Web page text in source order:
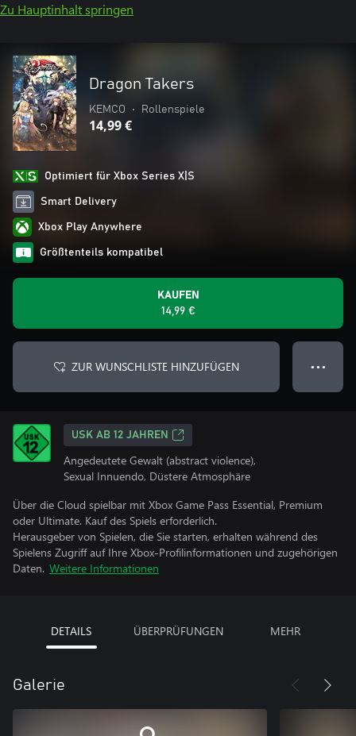
Zu Hauptinhalt springen
Dragon Takers
KEMCO • Rollenspiele
14,99 €
Optimiert für Xbox Series X|S
Smart Delivery
Xbox Play Anywhere
Größtenteils kompatibel
KAUFEN
14,99 €
ZUR WUNSCHLISTE HINZUFÜGEN ● ● ●
USK AB 12 JAHREN
Angedeutete Gewalt (abstract violence),
Sexual Innuendo, Düstere Atmosphäre
Über die Cloud spielbar mit Xbox Game Pass Essential, Premium
oder Ultimate. Kauf des Spiels erforderlich.
Herausgeber von Spielen, die Sie starten, erhalten während des
Spielens Zugriff auf Ihre Xbox-Profilinformationen und zugehörigen
Daten. Weitere Informationen
DETAILS ÜBERPRÜFUNGEN MEHR
Galerie